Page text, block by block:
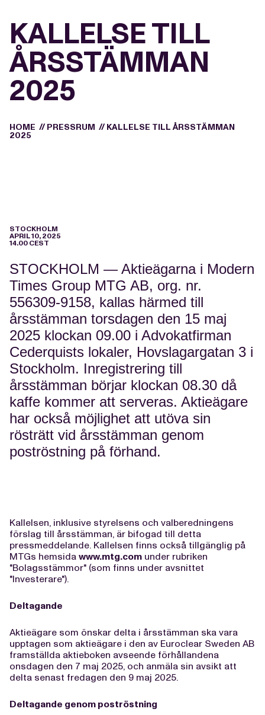
KALLELSE TILL
ÅRSSTÄMMAN
2025
HOME // PRESSRUM // KALLELSE TILL ÅRSSTÄMMAN
2025
STOCKHOLM
APRIL 10, 2025
14.00 CEST
STOCKHOLM — Aktieägarna i Modern
Times Group MTG AB, org. nr.
556309-9158, kallas härmed till
årsstämman torsdagen den 15 maj
2025 klockan 09.00 i Advokatfirman
Cederquists lokaler, Hovslagargatan 3 i
Stockholm. Inregistrering till
årsstämman börjar klockan 08.30 då
kaffe kommer att serveras. Aktieägare
har också möjlighet att utöva sin
rösträtt vid årsstämman genom
poströstning på förhand.
Kallelsen, inklusive styrelsens och valberedningens
förslag till årsstämman, är bifogad till detta
pressmeddelande. Kallelsen finns också tillgänglig på
MTGs hemsida www.mtg.com under rubriken
"Bolagsstämmor" (som finns under avsnittet
"Investerare").
Deltagande
Aktieägare som önskar delta i årsstämman ska vara
upptagen som aktieägare i den av Euroclear Sweden AB
framställda aktieboken avseende förhållandena
onsdagen den 7 maj 2025, och anmäla sin avsikt att
delta senast fredagen den 9 maj 2025.
Deltagande genom poströstning